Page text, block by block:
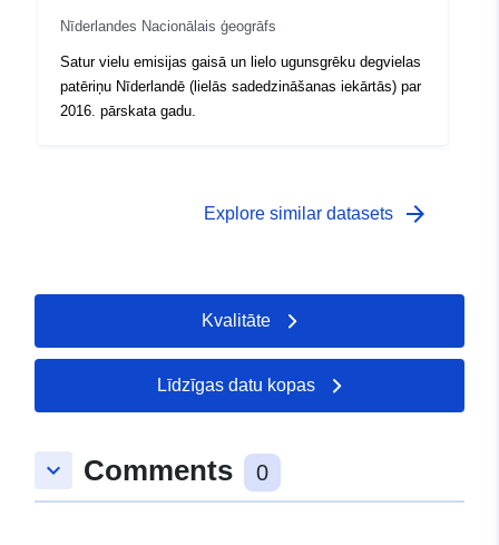
Nīderlandes Nacionālais ģeogrāfs
Satur vielu emisijas gaisā un lielo ugunsgrēku degvielas
patēriņu Nīderlandē (lielās sadedzināšanas iekārtās) par
2016. pārskata gadu.
Explore similar datasets arrow_forward
Kvalitāte
Līdzīgas datu kopas
keyboard_arrow_down Comments 0